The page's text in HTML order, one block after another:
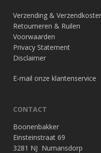
Verzending &
Retourneren & Ruilen
Voorwaarden
Privacy Statement
Disclaimer
E-mail onze klantenservice
CONTACT
Boonenbakker
Einsteinstraat 69
3281 NJ Numansdorp